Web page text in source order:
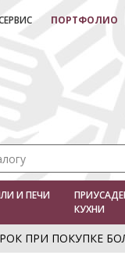
ПОРТФОЛИО
И ПЕЧИ
КУХНИ
ПРИ ПОКУПКЕ